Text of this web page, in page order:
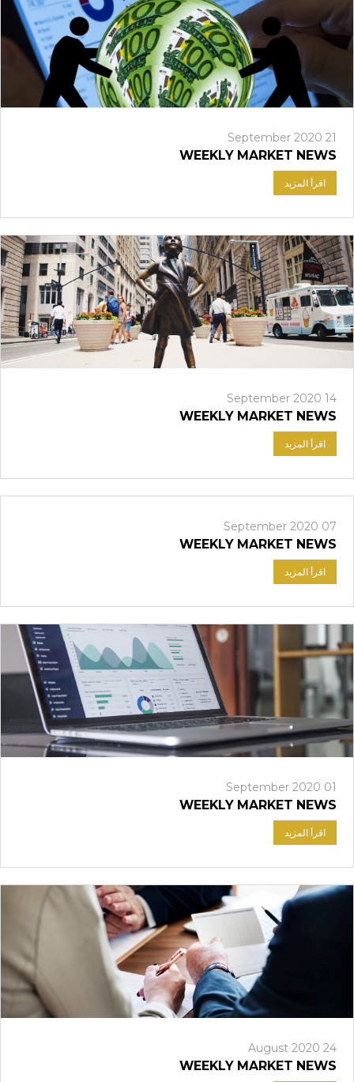
21 September 2020
WEEKLY MARKET NEWS
اقرأ المزيد
14 September 2020
WEEKLY MARKET NEWS
اقرأ المزيد
07 September 2020
WEEKLY MARKET NEWS
اقرأ المزيد
01 September 2020
WEEKLY MARKET NEWS
اقرأ المزيد
24 August 2020
WEEKLY MARKET NEWS